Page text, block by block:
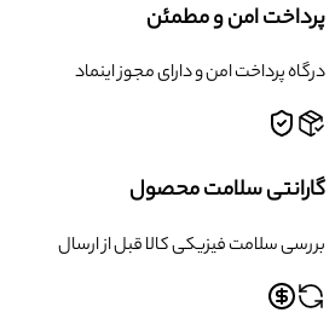
پرداخت امن و مطمئن
درگاه پرداخت امن و دارای مجوز اینماد
گارانتی سلامت محصول
بررسی سلامت فیزیکی کالا قبل از ارسال